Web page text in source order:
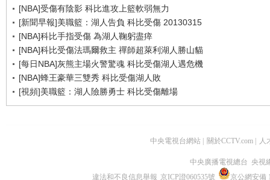
[NBA]受傷有陰影 科比進攻上籃軟弱無力
[新聞早報]美職籃：湖人告負 科比受傷 20130315
[NBA]科比手指受傷 為湖人鞠躬盡瘁
[NBA]科比受傷法瑪爾救主 禪師超萊利湖人勝山貓
[每日NBA]灰熊主場火警驚魂 科比受傷湖人遇危機
[NBA]蜂王豪華三雙秀 科比受傷湖人敗
[視頻]美職籃：湖人險勝勇士 科比受傷離場
中央電視台網站 關於CCTV.com 人
中央廣播電視總台 央視
違法和不良信息舉報 京ICP證060535號 京公網安備